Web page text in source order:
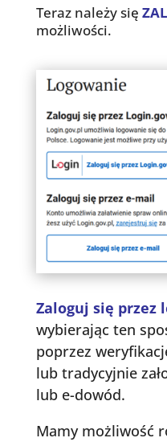
Teraz należy się
możliwości.
Zaloguj się przez
wybierając ten
poprzez
lub tradycyjnie
lub e-dowód.
Mamy możliwość